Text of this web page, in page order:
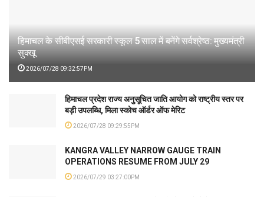
हिमाचल के सीबीएसई सरकारी स्कूल 5 साल में बनेंगे सर्वश्रेष्ठ: मुख्यमंत्री
सुक्खू
2026/07/28 09:32:57PM
हिमाचल प्रदेश राज्य अनुसूचित जाति आयोग को राष्ट्रीय स्तर पर
बड़ी उपलब्धि, मिला स्कोच ऑर्डर ऑफ मेरिट
2026/07/28 09:29:55PM
KANGRA VALLEY NARROW GAUGE TRAIN
OPERATIONS RESUME FROM JULY 29
2026/07/29 03:27:00PM